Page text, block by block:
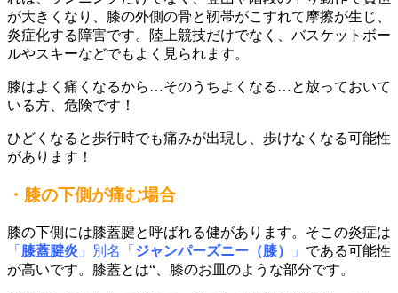
が大きくなり、膝の外側の骨と靭帯がこすれて摩擦が生じ、
炎症化する障害です。陸上競技だけでなく、バスケットボー
ルやスキーなどでもよく見られます。
膝はよく痛くなるから…そのうちよくなる…と放っておいて
いる方、危険です！
ひどくなると歩行時でも痛みが出現し、歩けなくなる可能性
があります！
・膝の下側が痛む場合
膝の下側には膝蓋腱と呼ばれる健があります。そこの炎症は
「 膝蓋腱炎 」別名「 ジャンパーズニー（膝） 」 である可能性
が高いです。膝蓋とは“、膝のお皿のような部分です。